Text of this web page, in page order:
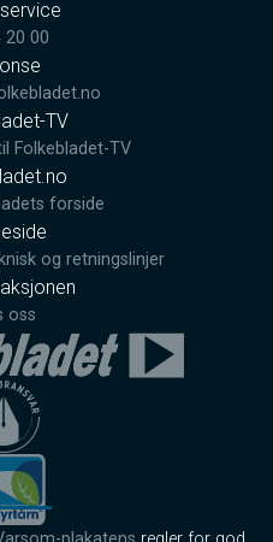
20 00
TV
Folkebladet-TV
forside
og retningslinjer
oss